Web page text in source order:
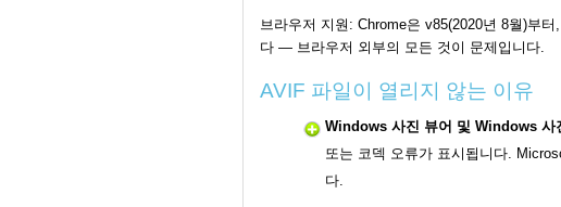
브라우저 지원: Chrome은 v85(2020년 8월)부
다 — 브라우저 외부의 모든 것이 문제입니다.
AVIF 파일이 열리지 않는 이유
Windows 사진 뷰어 및 Windows 사
또는 코덱 오류가 표시됩니다.
다.